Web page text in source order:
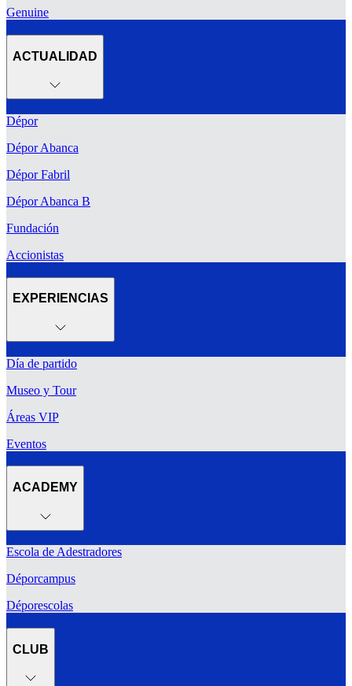
Genuine
ACTUALIDAD
Dépor
Dépor Abanca
Dépor Fabril
Dépor Abanca B
Fundación
Accionistas
EXPERIENCIAS
Día de partido
Museo y Tour
Áreas VIP
Eventos
ACADEMY
Escola de Adestradores
Déporcampus
Déporescolas
CLUB